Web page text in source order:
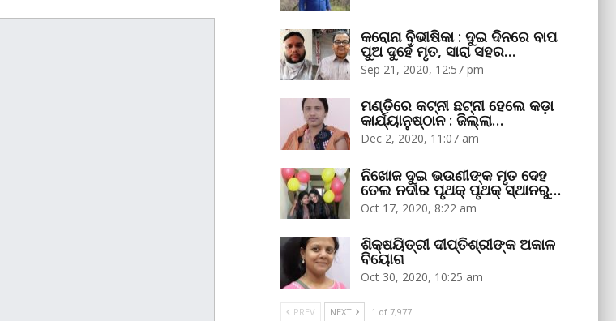
କରୋନା ବିଭୀଷିକା : ଦୁଇ ଦିନରେ ବାପ
ପୁଅ ଦୁହେଁ ମୃତ, ସାରା ସହର…
Sep 21, 2020, 12:57 pm
ମଣ୍ତିରେ କଟ୍‌ନୀ ଛଟ୍‌ନୀ ହେଲେ କଡ଼ା
କାର୍ଯ୍ୟାନୁଷ୍ଠାନ : ଜିଲ୍ଲା…
Dec 2, 2020, 11:07 am
ନିଖୋଜ ଦୁଇ ଭଉଣୀଙ୍କ ମୃତ ଦେହ
ତେଲ ନଦୀର ପୃଥକ୍‌ ପୃଥକ୍‌ ସ୍ଥାନରୁ…
Oct 17, 2020, 8:22 am
ଶିକ୍ଷୟିତ୍ରୀ ଦୀପ୍ତିଶ୍ରୀଙ୍କ ଅକାଳ
ବିୟୋଗ
Oct 30, 2020, 10:25 am
PREV NEXT 1 of 7,977